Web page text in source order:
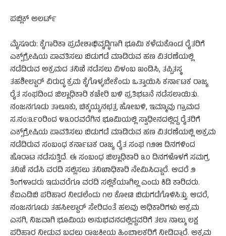
ಪಬ್ಲಿಕ್ ಅಲರ್ಟ್
ಮೈಸೂರು: ಕೈಗಾರಿಕಾ ಪ್ರದೇಶಾಭಿವೃದ್ಧಿಗಾಗಿ ಭೂಮಿ ಕಳೆದುಕೊಂಡ ರೈತರಿಗೆ
ಎಕ್ಸ್‌ಗ್ರೇಷಿಯ ಪಾವತಿಸಲು ಬಿಡುಗಡೆ ಮಾಡಿರುವ ಹಣ ವಿತರಣೆಯಲ್ಲಿ
ನಡೆದಿರುವ ಅಕ್ರಮದ ತನಿಖೆ ನಡೆಸಲು ವಿಳಂಬ ಖಂಡಿಸಿ, ತಪ್ಪಿತಸ್ಥ
ತಹಶೀಲ್ದಾರ್ ವಿರುದ್ಧ ಕ್ರಮ ಕೈಗೊಳ್ಳಬೇಕೆಂದು ಒತ್ತಾಯಿಸಿ ಕರ್ನಾಟಕ ರಾಜ್ಯ
ರೈತ ಸಂಘದಿಂದ ಜಿಲ್ಲಾಧಿಕಾರಿ ಕಚೇರಿ ಬಳಿ ಪ್ರತಿಭಟನೆ ನಡೆಸಲಾಯಿತು.
ನಂಜನಗೂಡು ತಾಲೂಕು, ಚಿಕ್ಕಯ್ಯನಛತ್ರ ಹೋಬಳಿ, ಇಮ್ಮಾವು ಗ್ರಾಮದ
ಸ.ನಂ:೩೯೦ರಿಂದ ೪೩೦ರವರೆಗಿನ ಭೂಮಿಯಲ್ಲಿ ಸ್ವಾಧೀನದಲ್ಲಿದ್ದ ರೈತರಿಗೆ
ಎಕ್ಸ್‌ಗ್ರೇಷಿಯ ಪಾವತಿಸಲು ಬಿಡುಗಡೆ ಮಾಡಿರುವ ಹಣ ವಿತರಣೆಯಲ್ಲಿ ಅಕ್ರಮ
ನಡೆದಿರುವ ಸಂಬಂಧ ಕರ್ನಾಟಕ ರಾಜ್ಯ ರೈತ ಸಂಘ ೧೨೫ ದಿನಗಳಿಂದ
ಹೊರಾಟ ನಡೆಸುತ್ತಿದೆ. ಈ ಸಂಬಂಧ ಜಿಲ್ಲಾಧಿಕಾರಿ ೩೦ ದಿನಗಳೊಳಗೆ ಸಮಗ್ರ
ತನಿಖೆ ನಡೆಸಿ ವರದಿ ಸಲ್ಲಿಸಲು ತನಿಖಾಧಿಕಾರಿ ನೇಮಿಸಿದ್ದಾರೆ. ಆದರೆ ೨
ತಿಂಗಳಾದರು ಇದುವರೆಗೂ ವರದಿ ಸಲ್ಲಿಕೆಯಾಗಿಲ್ಲ ಎಂದು ಕಿಡಿ ಕಾರಿದರು.
ಕೆಐಎಡಿಬಿ ಪರಿಹಾರ ನೀಡಲೆಂದು ೧೮ ಕೋಟಿ ಬಿಡುಗಡೆಗೊಳಿಸಿತ್ತು. ಆದರೆ,
ನಂಜನಗೂಡು ತಹಸೀಲ್ದಾರ್ ಸೇರಿದಂತೆ ಹಲವು ಅಧಿಕಾರಿಗಳು ಅಕ್ರಮ
ಎಸಗಿ, ನಿಜವಾಗಿ ಭೂಮಿಯ ಅನುಭವನದಲ್ಲಿದ್ದವರಿಗೆ ತಲಾ ನಾಲ್ಕು ಲಕ್ಷ